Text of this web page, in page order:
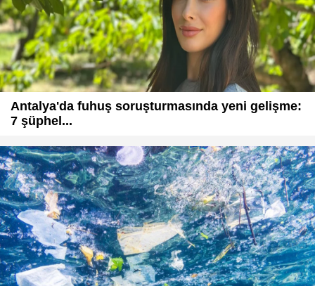
Antalya'da fuhuş soruşturmasında yeni gelişme:
7 şüphel...